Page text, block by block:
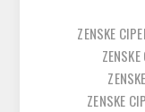
ZENSKE
ZENSKE